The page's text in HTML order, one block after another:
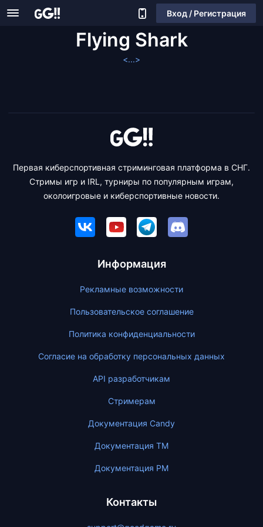
Вход / Регистрация
Flying Shark
<...>
Первая киберспортивная стриминговая платформа в СНГ.
Стримы игр и IRL, турниры по популярным играм,
околоигровые и киберспортивные новости.
Информация
Рекламные возможности
Пользовательское соглашение
Политика конфиденциальности
Согласие на обработку персональных данных
API разработчикам
Стримерам
Документация Candy
Документация ТМ
Документация PM
Контакты